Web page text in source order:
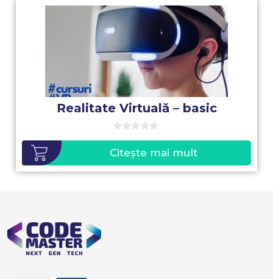
Realitate Virtuală – basic
u
t
o
Citește mai mult